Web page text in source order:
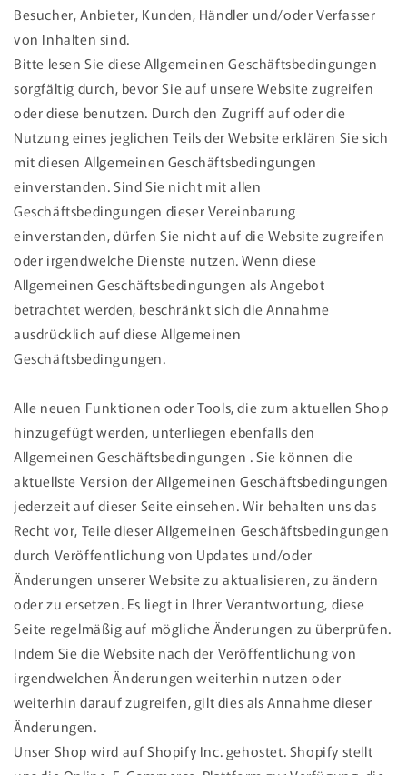
Besucher, Anbieter, Kunden, Händler und/oder Verfasser
von Inhalten sind.
Bitte lesen Sie diese Allgemeinen Geschäftsbedingungen
sorgfältig durch, bevor Sie auf unsere Website zugreifen
oder diese benutzen. Durch den Zugriff auf oder die
Nutzung eines jeglichen Teils der Website erklären Sie sich
mit diesen Allgemeinen Geschäftsbedingungen
einverstanden. Sind Sie nicht mit allen
Geschäftsbedingungen dieser Vereinbarung
einverstanden, dürfen Sie nicht auf die Website zugreifen
oder irgendwelche Dienste nutzen. Wenn diese
Allgemeinen Geschäftsbedingungen als Angebot
betrachtet werden, beschränkt sich die Annahme
ausdrücklich auf diese Allgemeinen
Geschäftsbedingungen.
Alle neuen Funktionen oder Tools, die zum aktuellen Shop
hinzugefügt werden, unterliegen ebenfalls den
Allgemeinen Geschäftsbedingungen . Sie können die
aktuellste Version der Allgemeinen Geschäftsbedingungen
jederzeit auf dieser Seite einsehen. Wir behalten uns das
Recht vor, Teile dieser Allgemeinen Geschäftsbedingungen
durch Veröffentlichung von Updates und/oder
Änderungen unserer Website zu aktualisieren, zu ändern
oder zu ersetzen. Es liegt in Ihrer Verantwortung, diese
Seite regelmäßig auf mögliche Änderungen zu überprüfen.
Indem Sie die Website nach der Veröffentlichung von
irgendwelchen Änderungen weiterhin nutzen oder
weiterhin darauf zugreifen, gilt dies als Annahme dieser
Änderungen.
Unser Shop wird auf Shopify Inc. gehostet. Shopify stellt